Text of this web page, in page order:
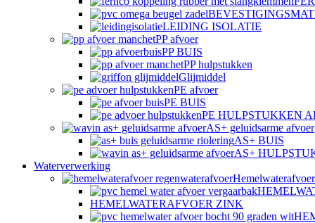
LEIDING ISOLATIE
PP afvoer
PP BUIS
PP hulpstukken
Glijmiddel
PE afvoer
PE BUIS
PE HULPSTUKKEN
AS+ geluidsarme afvoer
AS+ BUIS
AS+
Waterverwerking
Hemelwaterafvoer
HEMELWATERAFVOER ZINK